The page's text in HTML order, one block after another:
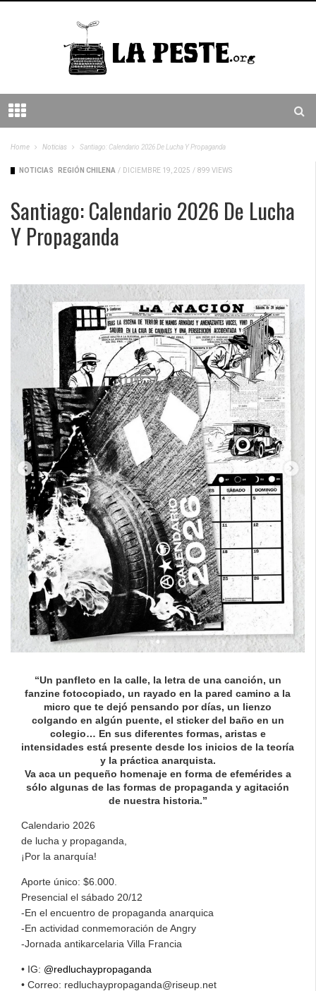
Home Noticias Santiago: Calendario 2026 De Lucha Y Propaganda
NOTICIAS REGIÓN CHILENA / DICIEMBRE 19, 2025 / 899 VIEWS
Santiago: Calendario 2026 De Lucha
Y Propaganda
“Un panfleto en la calle, la letra de una canción, un
fanzine fotocopiado, un rayado en la pared camino a la
micro que te dejó pensando por días, un lienzo
colgando en algún puente, el sticker del baño en un
colegio… En sus diferentes formas, aristas e
intensidades está presente desde los inicios de la teoría
y la práctica anarquista.
Va aca un pequeño homenaje en forma de efemérides a
sólo algunas de las formas de propaganda y agitación
de nuestra historia.”
Calendario 2026
de lucha y propaganda,
¡Por la anarquía!
Aporte único: $6.000.
Presencial el sábado 20/12
-En el encuentro de propaganda anarquica
-En actividad conmemoración de Angry
-Jornada antikarcelaria Villa Francia
• IG: @redluchaypropaganda
• Correo: redluchaypropaganda@riseup.net